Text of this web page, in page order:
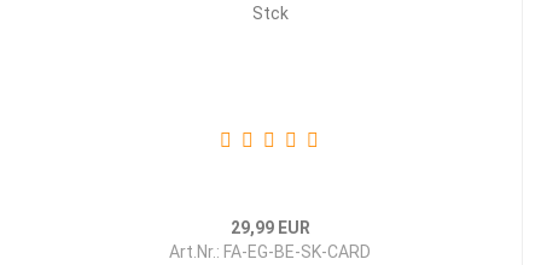
Stck
29,99 EUR
Art.Nr.: FA-EG-BE-SK-CARD